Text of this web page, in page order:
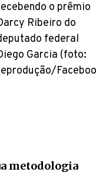
o prêmio
Ribeiro do
federal
Garcia (foto:
metodologia